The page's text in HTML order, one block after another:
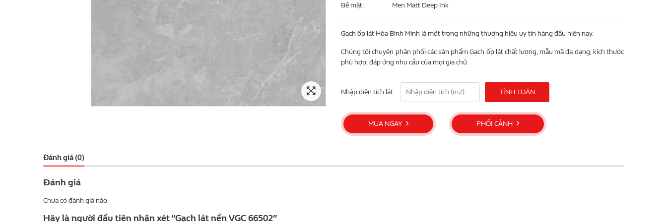
Bề mặt Men Matt Deep Ink
Gạch ốp lát Hòa Bình Minh là một trong những thương hiệu uy tín hàng đầu hiện nay.
Chúng tôi chuyên phân phối các sản phẩm Gạch ốp lát chất lượng, mẫu mã đa dạng, kích thước
phù hợp, đáp ứng nhu cầu của mọi gia chủ.
Nhập diện tích lát TÍNH TOÁN
MUA NGAY PHỐI CẢNH
Đánh giá (0)
Đánh giá
Chưa có đánh giá nào.
Hãy là người đầu tiên nhận xét “Gạch lát nền VGC 66502”